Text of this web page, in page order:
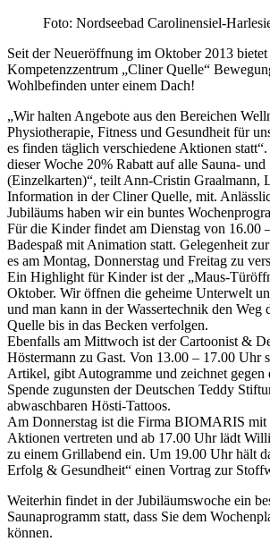
Foto: Nordseebad Carolinensiel-
Seit der Neueröffnung im Oktober 2013 bietet
Kompetenzzentrum „Cliner Quelle“
Wohlbefinden unter einem Dach!
„Wir halten Angebote aus den Bereichen
Physiotherapie, Fitness und Gesundheit für
es finden täglich verschiedene Aktionen
dieser Woche 20% Rabatt auf alle Sauna-
(Einzelkarten)“, teilt Ann-Cristin Graalmann,
Information in der Cliner Quelle, mit.
Jubiläums haben wir ein buntes
Für die Kinder findet am Dienstag von 16.00
Badespaß mit Animation statt. Gelegenheit
es am Montag, Donnerstag und Freitag zu
Ein Highlight für Kinder ist der „Maus-
Oktober. Wir öffnen die geheime Unterwelt
und man kann in der Wassertechnik den Weg
Quelle bis in das Becken verfolgen.
Ebenfalls am Mittwoch ist der Cartoonist &
Höstermann zu Gast. Von 13.00 – 17.00 Uhr
Artikel, gibt Autogramme und zeichnet
Spende zugunsten der Deutschen Teddy
abwaschbaren Hösti-Tattoos.
Am Donnerstag ist die Firma BIOMARIS mit
Aktionen vertreten und ab 17.00 Uhr lädt
zu einem Grillabend ein. Um 19.00 Uhr hält
Erfolg & Gesundheit“ einen Vortrag zur
Weiterhin findet in der Jubiläumswoche ein
Saunaprogramm statt, dass Sie dem
können.